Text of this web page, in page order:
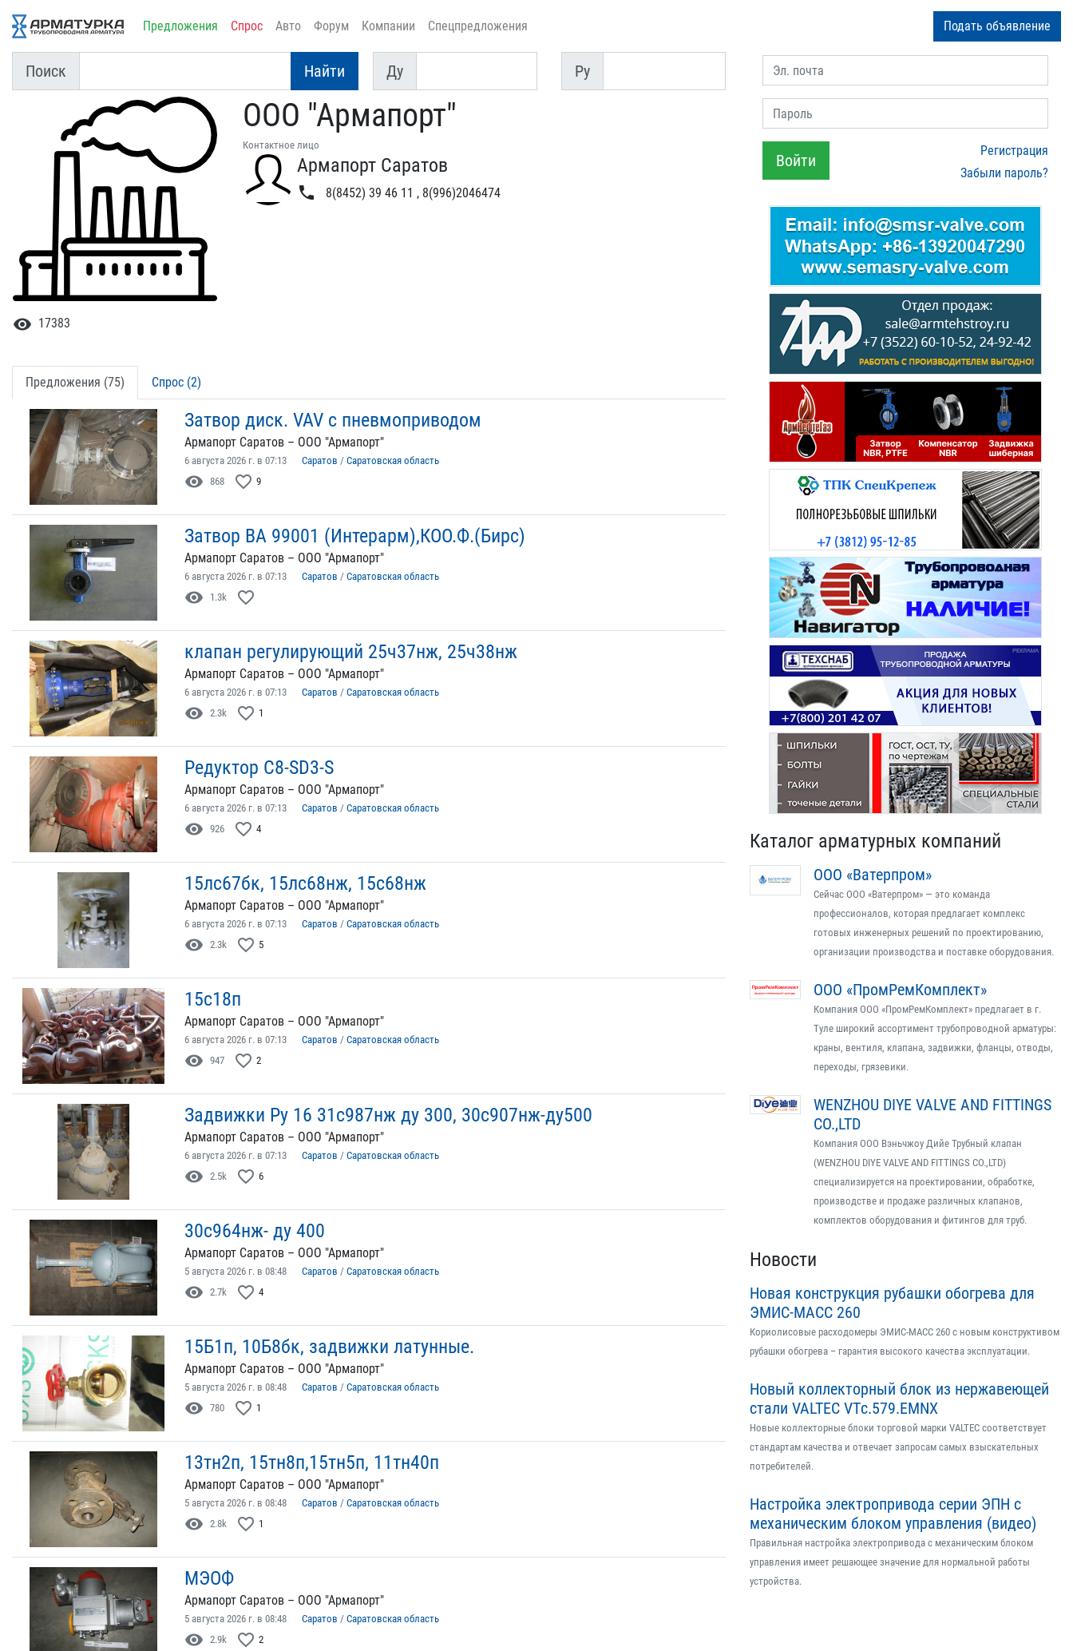
Предложения Спрос Авто Форум Компании Спецпредложения Подать объявление
Поиск Найти
Ду
Ду
Py
Py
visibility 17383
ООО "Армапорт"
Контактное лицо
Армапорт Саратов
phone 8(8452) 39 46 11 , 8(996)2046474
Предложения (75) Спрос (2)
Затвор диск. VAV с пневмоприводом
Армапорт Саратов – ООО "Армапорт"
6 августа 2026 г. в 07:13 Саратов / Саратовская область
visibility 868 favorite_border 9
Затвор ВА 99001 (Интерарм),КОО.Ф.(Бирс)
Армапорт Саратов – ООО "Армапорт"
6 августа 2026 г. в 07:13 Саратов / Саратовская область
visibility 1.3k favorite_border
клапан регулирующий 25ч37нж, 25ч38нж
Армапорт Саратов – ООО "Армапорт"
6 августа 2026 г. в 07:13 Саратов / Саратовская область
visibility 2.3k favorite_border 1
Редуктор C8-SD3-S
Армапорт Саратов – ООО "Армапорт"
6 августа 2026 г. в 07:13 Саратов / Саратовская область
visibility 926 favorite_border 4
15лс67бк, 15лс68нж, 15с68нж
Армапорт Саратов – ООО "Армапорт"
6 августа 2026 г. в 07:13 Саратов / Саратовская область
visibility 2.3k favorite_border 5
15с18п
Армапорт Саратов – ООО "Армапорт"
6 августа 2026 г. в 07:13 Саратов / Саратовская область
visibility 947 favorite_border 2
Задвижки Ру 16 31с987нж ду 300, 30с907нж-ду500
Армапорт Саратов – ООО "Армапорт"
6 августа 2026 г. в 07:13 Саратов / Саратовская область
visibility 2.5k favorite_border 6
30с964нж- ду 400
Армапорт Саратов – ООО "Армапорт"
5 августа 2026 г. в 08:48 Саратов / Саратовская область
visibility 2.7k favorite_border 4
15Б1п, 10Б8бк, задвижки латунные.
Армапорт Саратов – ООО "Армапорт"
5 августа 2026 г. в 08:48 Саратов / Саратовская область
visibility 780 favorite_border 1
13тн2п, 15тн8п,15тн5п, 11тн40п
Армапорт Саратов – ООО "Армапорт"
5 августа 2026 г. в 08:48 Саратов / Саратовская область
visibility 2.8k favorite_border 1
МЭОФ
Армапорт Саратов – ООО "Армапорт"
5 августа 2026 г. в 08:48 Саратов / Саратовская область
visibility 2.9k favorite_border 2
Эл. почта
Пароль
Войти
Регистрация
Забыли пароль?
Каталог арматурных компаний
ООО «Ватерпром»
Сейчас ООО «Ватерпром» — это команда
профессионалов, которая предлагает комплекс
готовых инженерных решений по проектированию,
организации производства и поставке оборудования.
ООО «ПромРемКомплект»
Компания ООО «ПромРемКомплект» предлагает в г.
Туле широкий ассортимент трубопроводной арматуры:
краны, вентиля, клапана, задвижки, фланцы, отводы,
переходы, грязевики.
WENZHOU DIYE VALVE AND FITTINGS
CO.,LTD
Компания ООО Вэньчжоу Дийе Трубный клапан
(WENZHOU DIYE VALVE AND FITTINGS CO.,LTD)
специализируется на проектировании, обработке,
производстве и продаже различных клапанов,
комплектов оборудования и фитингов для труб.
Новости
Новая конструкция рубашки обогрева для
ЭМИС-МАСС 260
Кориолисовые расходомеры ЭМИС-МАСС 260 с новым конструктивом
рубашки обогрева – гарантия высокого качества эксплуатации.
Новый коллекторный блок из нержавеющей
стали VALTEC VTс.579.EMNX
Новые коллекторные блоки торговой марки VALTEC соответствует
стандартам качества и отвечает запросам самых взыскательных
потребителей.
Настройка электропривода серии ЭПН с
механическим блоком управления (видео)
Правильная настройка электропривода с механическим блоком
управления имеет решающее значение для нормальной работы
устройства.